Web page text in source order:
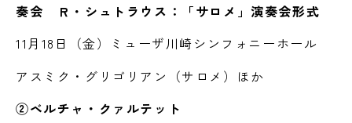
奏会 Ｒ・シュトラウス：「サロメ」演奏会形式
11月18日（金）ミューザ川崎シンフォニーホール
アスミク・グリゴリアン（サロメ）ほか
②ベルチャ・クァルテット